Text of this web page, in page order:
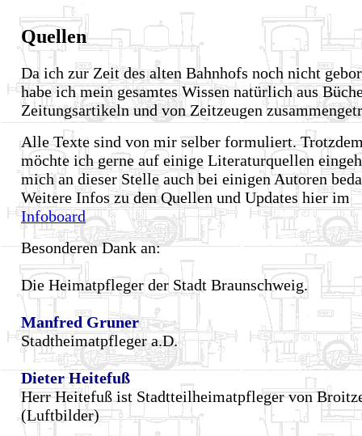
Quellen
Da ich zur Zeit des alten Bahnhofs noch nicht
habe ich mein gesamtes Wissen natürlich aus
Zeitungsartikeln und von Zeitzeugen
Alle Texte sind von mir selber formuliert.
möchte ich gerne auf einige Literaturquellen
mich an dieser Stelle auch bei einigen Autoren
Weitere Infos zu den Quellen und Updates hier im
Infoboard
Besonderen Dank an:
Die Heimatpfleger der Stadt Braunschweig.
Manfred Gruner
Stadtheimatpfleger a.D.
Dieter Heitefuß
Herr Heitefuß ist Stadtteilheimatpfleger von
(Luftbilder)